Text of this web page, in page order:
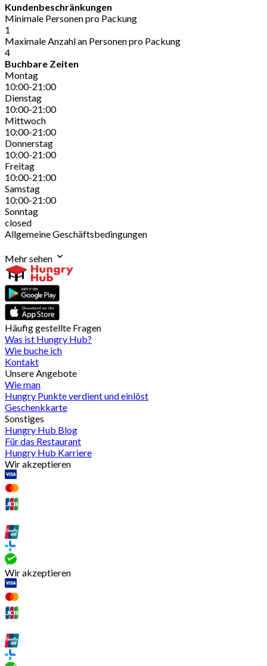
Kundenbeschränkungen
Minimale Personen pro Packung
1
Maximale Anzahl an Personen pro Packung
4
Buchbare Zeiten
Montag
10:00-21:00
Dienstag
10:00-21:00
Mittwoch
10:00-21:00
Donnerstag
10:00-21:00
Freitag
10:00-21:00
Samstag
10:00-21:00
Sonntag
closed
Allgemeine Geschäftsbedingungen
Mehr sehen
Häufig gestellte Fragen
Was ist Hungry Hub?
Wie buche ich
Kontakt
Unsere Angebote
Wie man
Hungry Punkte verdient und einlöst
Geschenkkarte
Sonstiges
Hungry Hub Blog
Für das Restaurant
Hungry Hub Karriere
Wir akzeptieren
Wir akzeptieren